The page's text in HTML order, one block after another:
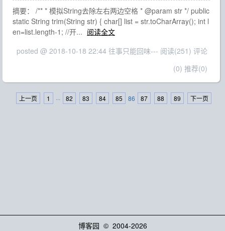
摘要： /** * 模拟String去除左右两边空格 * @param str */ public
static String trim(String str) { char[] list = str.toCharArray(); int l
en=list.length-1; //开... 阅读全文
posted @ 2018-10-18 22:44 往事只能回味--- 阅读(251) 评论
(0) 推荐(0)
上一页 1 ··· 82 83 84 85 86 87 88 89 下一页
博客园 © 2004-2026